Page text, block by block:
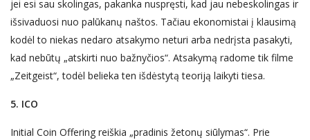
jei esi sau skolingas, pakanka nuspręsti, kad jau nebeskolingas ir
išsivaduosi nuo palūkanų naštos. Tačiau ekonomistai į klausimą
kodėl to niekas nedaro atsakymo neturi arba nedrįsta pasakyti,
kad nebūtų „atskirti nuo bažnyčios“. Atsakymą radome tik filme
„Zeitgeist“, todėl belieka ten išdėstytą teoriją laikyti tiesa.
5. ICO
Initial Coin Offering reiškia „pradinis žetonų siūlymas“. Prie